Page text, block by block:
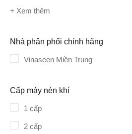
+ Xem thêm
Nhà phân phối chính hãng
Vinaseen Miền Trung
Cấp máy nén khí
1 cấp
2 cấp